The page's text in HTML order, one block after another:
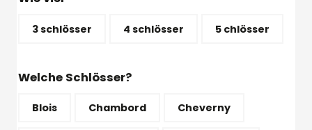
3 schlösser 4 schlösser 5 chlösser
Welche Schlösser?
Blois Chambord Cheverny